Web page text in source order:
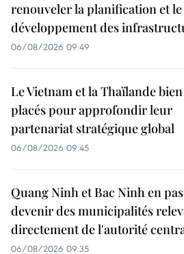
renouveler la planification et le
développement des
06/08/2026 09:49
Le Vietnam et la Thaïlande bien
placés pour approfondir leur
partenariat stratégique global
06/08/2026 09:45
Quang Ninh et Bac Ninh en
devenir des municipalités
directement de l'autorité
06/08/2026 09:35